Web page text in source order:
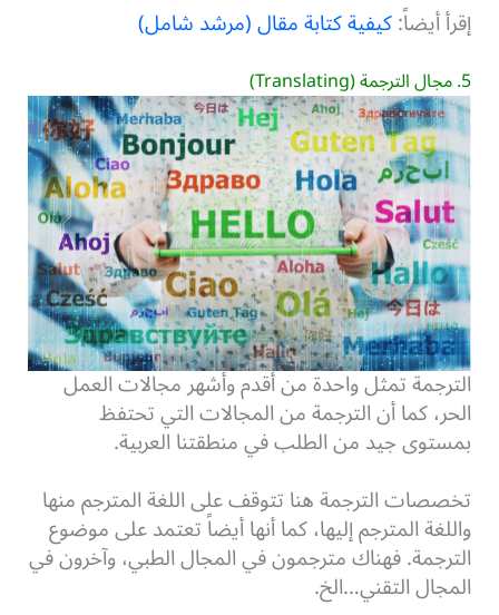
إقرأ أيضاً:كيفية كتابة مقال (مرشد شامل)
5. مجال الترجمة (Translating)
الترجمة تمثل واحدة من أقدم وأشهر مجالات العمل
الحر، كما أن الترجمة من المجالات التي تحتفظ
بمستوى جيد من الطلب في منطقتنا العربية.
تخصصات الترجمة هنا تتوقف على اللغة المترجم منها
واللغة المترجم إليها، كما أنها أيضاً تعتمد على موضوع
الترجمة. فهناك مترجمون في المجال الطبي، وآخرون في
المجال التقني…الخ.